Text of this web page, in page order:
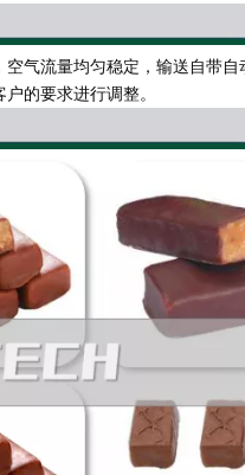
气流量均匀稳定，输送自带自
的要求进行调整。